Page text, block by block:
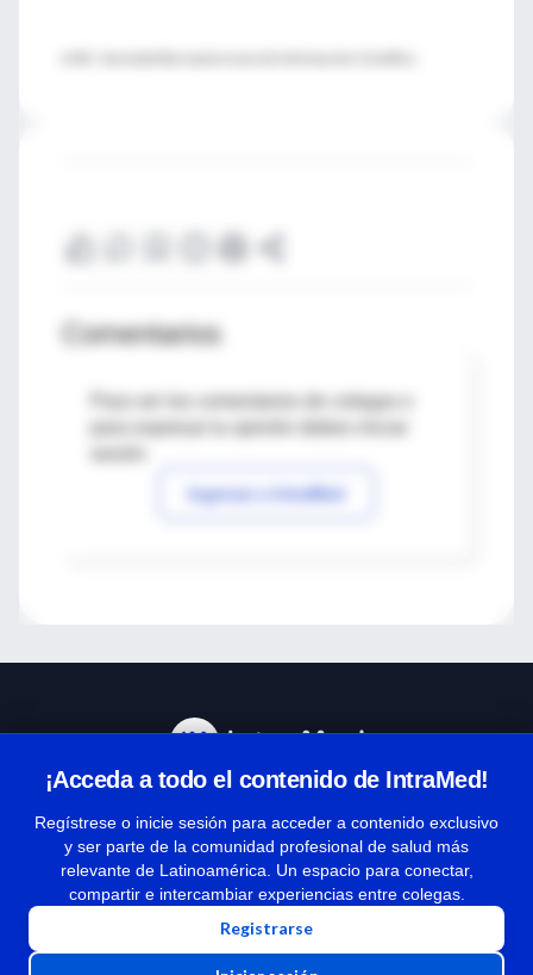
Comentarios
Para ver los comentarios de colegas o
Ingresar a IntraMed
¡Acceda a todo el contenido de IntraMed!
Regístrese o inicie sesión para acceder a contenido exclusivo
y ser parte de la comunidad profesional de salud más
relevante de Latinoamérica. Un espacio para conectar,
compartir e intercambiar experiencias entre colegas.
Registrarse
Términos y condiciones
| Políticas de privacidad
| Todos los derechos reservados | Copyright 1997-2026